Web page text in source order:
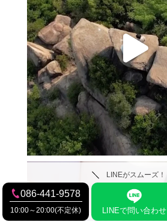
LINEがスムーズ！
086-441-9578
10:00～20:00(不定休) LINEで問い合わせ